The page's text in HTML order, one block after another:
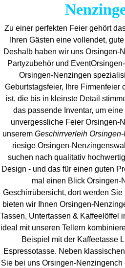
Zu einer perfekten Feier gehört
Ihren Gästen eine vollendet,
Deshalb haben wir uns Orsingen-
Partyzubehör und
Orsingen-Nenzingen
Geburtstagsfeier, Ihre Firmenfeier
ist, die bis in kleinste Detail
das passende Inventar, um
unvergessliche Feier Orsingen-
unserem Geschirrverleih
riesige Orsingen-
suchen nach qualitativ
Design - und das für einen guten
mal einen Blick Orsingen-
Geschirrübersicht, dort werden
bieten wir Ihnen Orsingen-
Tassen, Untertassen & Kaffeelöffel
ideal mit unseren Tellern
Beispiel mit der Kaffeetasse
Espressotasse. Neben
Sie bei uns Orsingen-